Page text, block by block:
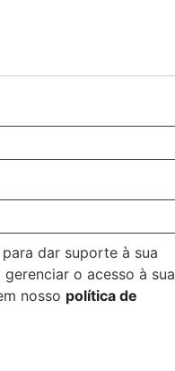
dar suporte à sua
o acesso à sua
nosso política de